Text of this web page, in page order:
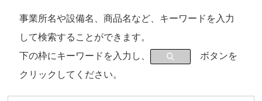
事業所名や設備名、商品名など、キーワードを入力
して検索することができます。
下の枠にキーワードを入力し、
ボタンを
クリックしてください。